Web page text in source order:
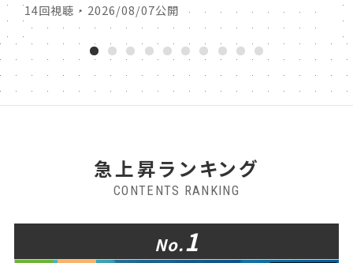
14回視聴 ・ 2026/08/07公開 14
1 2 3 4 5 6 7 8 9 10
急上昇ランキング
CONTENTS RANKING
No.1